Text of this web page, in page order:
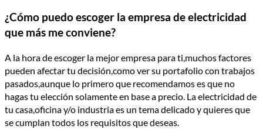
¿Cómo puedo escoger la empresa de electricidad
que más me conviene?
A la hora de escoger la mejor empresa para ti,muchos factores
pueden afectar tu decisión,como ver su portafolio con trabajos
pasados,aunque lo primero que recomendamos es que no
hagas tu elección solamente en base a precio. La electricidad de
tu casa,oficina y/o industria es un tema delicado y quieres que
se cumplan todos los requisitos que deseas.